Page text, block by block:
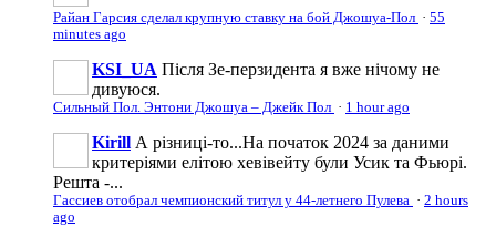
Райан Гарсия сделал крупную ставку на бой Джошуа-Пол · 55
minutes ago
KSI_UA Після Зе-перзидента я вже нічому не
дивуюся.
Сильный Пол. Энтони Джошуа – Джейк Пол · 1 hour ago
Kirill А різниці-то...На початок 2024 за даними
критеріями елітою хевівейту були Усик та Фьюрі.
Решта -...
Гассиев отобрал чемпионский титул у 44-летнего Пулева · 2 hours
ago